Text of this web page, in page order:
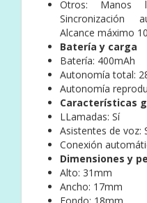
Otros: Manos
Sincronización
Alcance máximo
Batería y carga
Batería: 400mAh
Autonomía total:
Autonomía
Características
LLamadas: Sí
Asistentes de voz:
Conexión
Dimensiones y
Alto: 31mm
Ancho: 17mm
Fondo: 18mm